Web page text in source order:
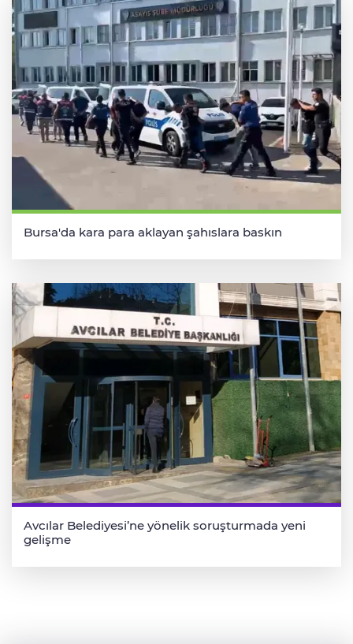
Bursa'da kara para aklayan şahıslara baskın
Avcılar Belediyesi’ne yönelik soruşturmada yeni
gelişme